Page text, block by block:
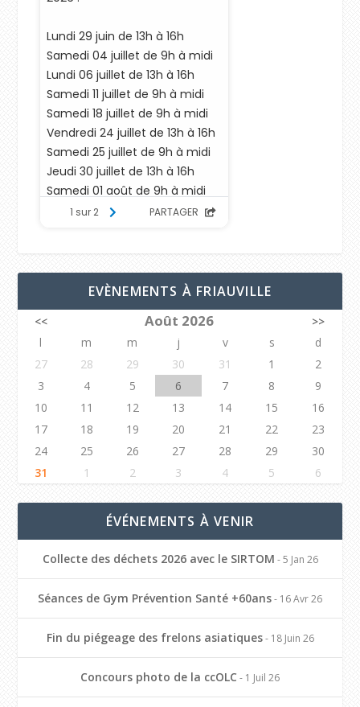
EVÈNEMENTS À FRIAUVILLE
<< Août 2026
>>
l
m m j v s
d
27
28 29 30 31 1
2
3
4 5 6 7 8
9
10
11 12 13 14 15
16
17
18 19 20 21 22
23
24
25 26 27 28 29
30
31
1 2 3 4 5 6
ÉVÉNEMENTS À VENIR
Collecte des déchets 2026 avec le SIRTOM - 5 Jan 26
Séances de Gym Prévention Santé +60ans- 16 Avr 26
Fin du piégeage des frelons asiatiques- 18 Juin 26
Concours photo de la ccOLC - 1 Juil 26